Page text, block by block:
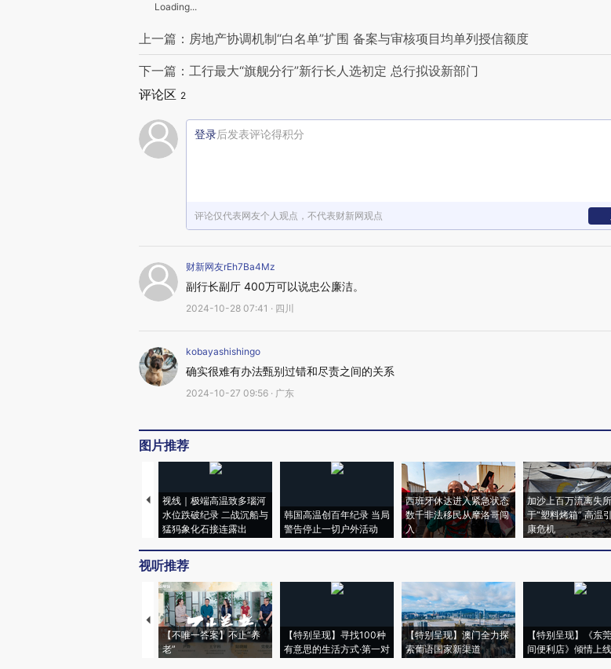
Loading...
上一篇：房地产协调机制“白名单”扩围 备案与审核项目均单列授信额度
下一篇：工行最大“旗舰分行”新行长人选初定 总行拟设新部门
评论区 2
登录后发表评论得积分
评论仅代表网友个人观点，不代表财新网观点
财新网友rEh7Ba4Mz
副行长副厅 400万可以说忠公廉洁。
2024-10-28 07:41 · 四川
kobayashishingo
确实很难有办法甄别过错和尽责之间的关系
2024-10-27 09:56 · 广东
图片推荐
视线｜极端高温致多瑙河
水位跌破纪录 二战沉船与
猛犸象化石接连露出
韩国高温创百年纪录 当局
警告停止一切户外活动
西班牙休达进入紧急状态
数千非法移民从摩洛哥闯
入
加沙上百万流离失
于“塑料烤箱” 高温
康危机
视听推荐
【不唯一答案】不止“养
老”
【特别呈现】寻找100种
有意思的生活方式·第一对
【特别呈现】澳门全力探
索葡语国家新渠道
【特别呈现】《东
间便利店》倾情上线